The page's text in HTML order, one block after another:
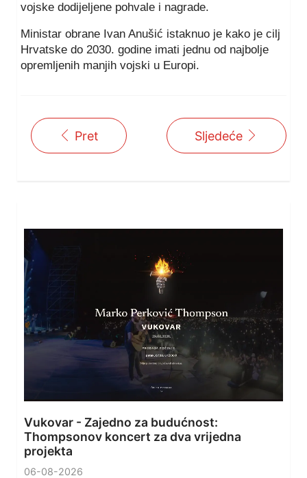
vojske dodijeljene pohvale i nagrade.
Ministar obrane Ivan Anušić istaknuo je kako je cilj
Hrvatske do 2030. godine imati jednu od najbolje
opremljenih manjih vojski u Europi.
Pret Sljedeće
Vukovar - Zajedno za budućnost:
Thompsonov koncert za dva vrijedna
projekta
06-08-2026